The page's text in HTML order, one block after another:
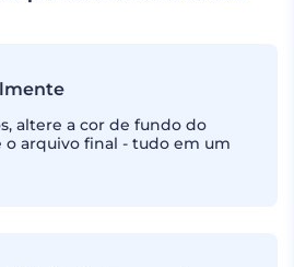
altere a cor de fundo do
arquivo final - tudo em um